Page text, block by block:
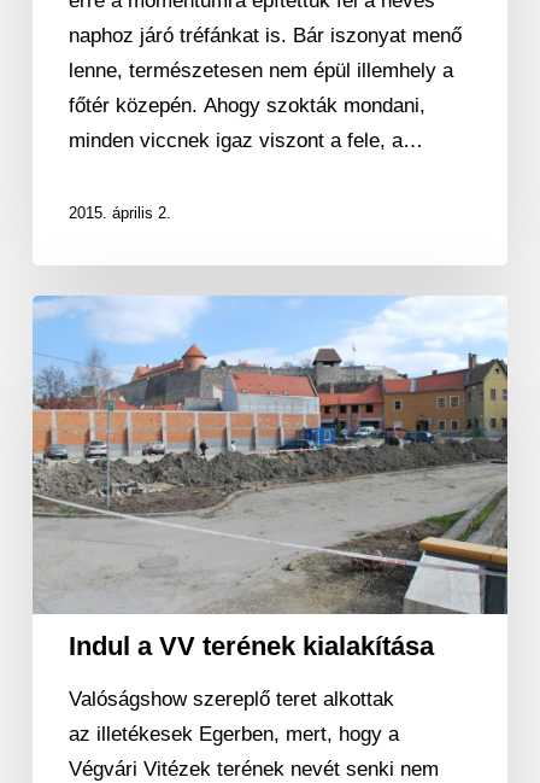
naphoz járó tréfánkat is. Bár iszonyat menő
lenne, természetesen nem épül illemhely a
főtér közepén. Ahogy szokták mondani,
minden viccnek igaz viszont a fele, a…
2015. április 2.
Indul
a
VV
terének
kialakítása
Indul a VV terének kialakítása
Valóságshow szereplő teret alkottak
az illetékesek Egerben, mert, hogy a
Végvári Vitézek terének nevét senki nem